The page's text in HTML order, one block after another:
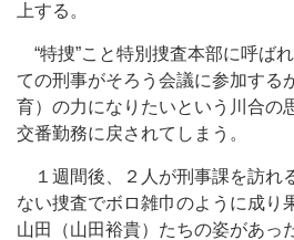
上する。
“特捜”こと特別捜査本部に呼ば
ての刑事がそろう会議に参加する
育）の力になりたいという川合の
交番勤務に戻されてしまう。
１週間後、２人が刑事課を訪れ
ない捜査でボロ雑巾のように成り
山田（山田裕貴）たちの姿があっ